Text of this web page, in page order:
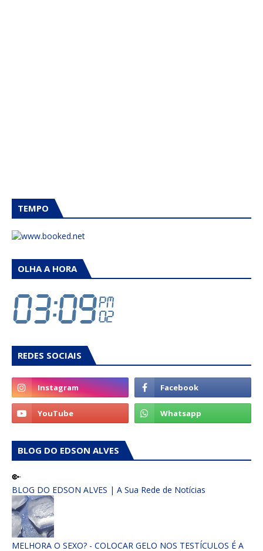
TEMPO
OLHA A HORA
REDES SOCIAIS
BLOG DO EDSON ALVES
BLOG DO EDSON ALVES | A Sua Rede de Notícias
MELHORA O SEXO? - COLOCAR GELO NOS TESTÍCULOS É A